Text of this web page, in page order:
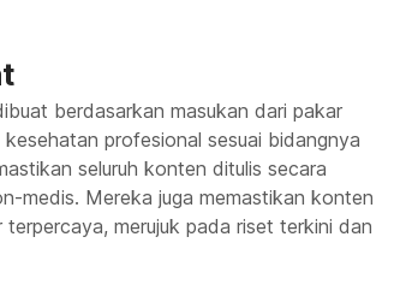
berdasarkan masukan dari pakar
profesional sesuai bidangnya
seluruh konten ditulis secara
medis. Mereka juga memastikan konten
merujuk pada riset terkini dan